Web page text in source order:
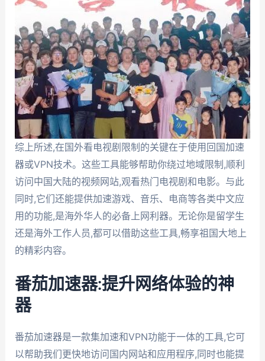
综上所述,在国外看电视剧限制的关键在于使用回国加速
器或VPN技术。这些工具能够帮助你绕过地域限制,顺利
访问中国大陆的视频网站,观看热门电视剧和电影。与此
同时,它们还能提供加速游戏、音乐、电商等各类中文应
用的功能,是海外华人的必备上网利器。无论你是留学生
还是海外工作人员,都可以借助这些工具,畅享祖国大地上
的精彩内容。
番茄加速器:提升网络体验的神
器
番茄加速器是一款集加速和VPN功能于一体的工具,它可
以帮助我们更快地访问国内网站和应用程序,同时也能提